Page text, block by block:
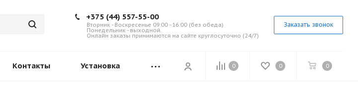
+375 (44) 557-55-00
Вторник - Воскресенье 09:00 - 16:00 (без обеда)
Понедельник - выходной.
Онлайн заказы принимаются на сайте круглосуточно (24/7)
Заказать звонок
0 0 0
Контакты Установка